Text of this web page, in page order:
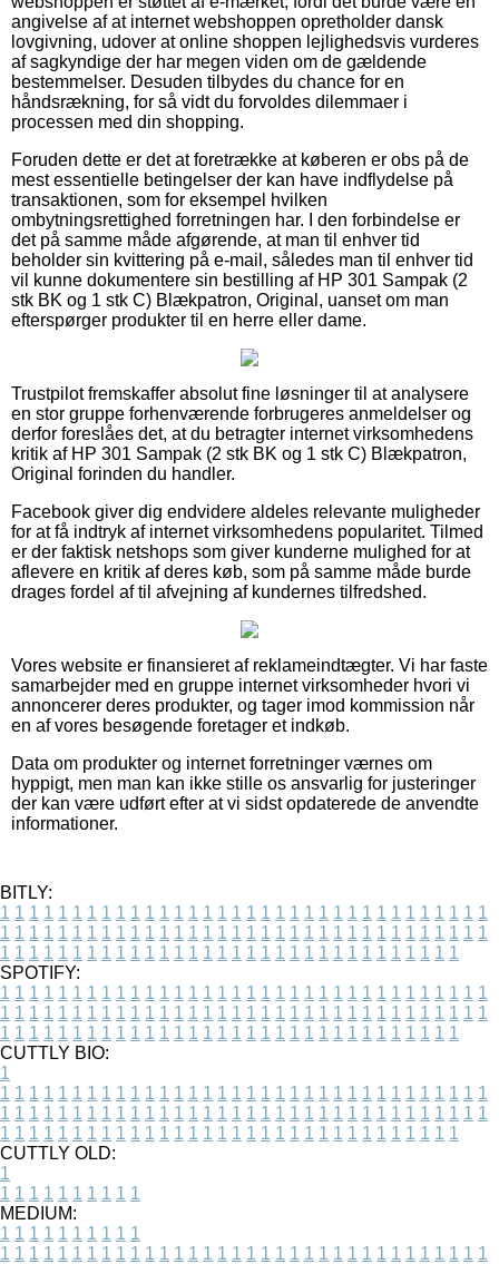
angivelse af at internet webshoppen opretholder dansk
lovgivning, udover at online shoppen lejlighedsvis vurderes
af sagkyndige der har megen viden om de gældende
bestemmelser. Desuden tilbydes du chance for en
håndsrækning, for så vidt du forvoldes dilemmaer i
processen med din shopping.
Foruden dette er det at foretrække at køberen er obs på de
mest essentielle betingelser der kan have indflydelse på
transaktionen, som for eksempel hvilken
ombytningsrettighed forretningen har. I den forbindelse er
det på samme måde afgørende, at man til enhver tid
beholder sin kvittering på e-mail, således man til enhver tid
vil kunne dokumentere sin bestilling af HP 301 Sampak (2
stk BK og 1 stk C) Blækpatron, Original, uanset om man
efterspørger produkter til en herre eller dame.
Trustpilot fremskaffer absolut fine løsninger til at analysere
en stor gruppe forhenværende forbrugeres anmeldelser og
derfor foreslåes det, at du betragter internet virksomhedens
kritik af HP 301 Sampak (2 stk BK og 1 stk C) Blækpatron,
Original forinden du handler.
Facebook giver dig endvidere aldeles relevante muligheder
for at få indtryk af internet virksomhedens popularitet. Tilmed
er der faktisk netshops som giver kunderne mulighed for at
aflevere en kritik af deres køb, som på samme måde burde
drages fordel af til afvejning af kundernes tilfredshed.
Vores website er finansieret af reklameindtægter. Vi har faste
samarbejder med en gruppe internet virksomheder hvori vi
annoncerer deres produkter, og tager imod kommission når
en af vores besøgende foretager et indkøb.
Data om produkter og internet forretninger værnes om
hyppigt, men man kan ikke stille os ansvarlig for justeringer
der kan være udført efter at vi sidst opdaterede de anvendte
informationer.
BITLY:
1 1 1 1 1 1 1 1 1 1 1 1 1 1 1 1 1 1 1 1 1 1 1 1 1 1 1 1 1 1 1 1 1 1
1 1 1 1 1 1 1 1 1 1 1 1 1 1 1 1 1 1 1 1 1 1 1 1 1 1 1 1 1 1 1 1 1 1
1 1 1 1 1 1 1 1 1 1 1 1 1 1 1 1 1 1 1 1 1 1 1 1 1 1 1 1 1 1 1 1
SPOTIFY:
1 1 1 1 1 1 1 1 1 1 1 1 1 1 1 1 1 1 1 1 1 1 1 1 1 1 1 1 1 1 1 1 1 1
1 1 1 1 1 1 1 1 1 1 1 1 1 1 1 1 1 1 1 1 1 1 1 1 1 1 1 1 1 1 1 1 1 1
1 1 1 1 1 1 1 1 1 1 1 1 1 1 1 1 1 1 1 1 1 1 1 1 1 1 1 1 1 1 1 1
CUTTLY BIO:
1
1 1 1 1 1 1 1 1 1 1 1 1 1 1 1 1 1 1 1 1 1 1 1 1 1 1 1 1 1 1 1 1 1 1
1 1 1 1 1 1 1 1 1 1 1 1 1 1 1 1 1 1 1 1 1 1 1 1 1 1 1 1 1 1 1 1 1 1
1 1 1 1 1 1 1 1 1 1 1 1 1 1 1 1 1 1 1 1 1 1 1 1 1 1 1 1 1 1 1 1
CUTTLY OLD:
1
1 1 1 1 1 1 1 1 1 1
MEDIUM:
1 1 1 1 1 1 1 1 1 1
1 1 1 1 1 1 1 1 1 1 1 1 1 1 1 1 1 1 1 1 1 1 1 1 1 1 1 1 1 1 1 1 1 1